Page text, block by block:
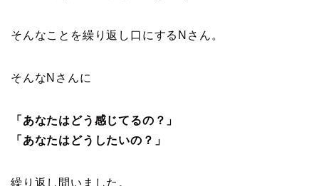
そんなことを繰り返し口にするNさん。
そんなNさんに
「あなたはどう感じてるの？」
「あなたはどうしたいの？」
繰り返し問いました。